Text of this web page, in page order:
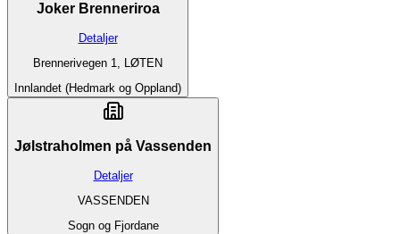
Joker Brenneriroa
Detaljer
Brennerivegen 1, LØTEN
Innlandet (Hedmark og Oppland)
Jølstraholmen på Vassenden
Detaljer
VASSENDEN
Sogn og Fjordane